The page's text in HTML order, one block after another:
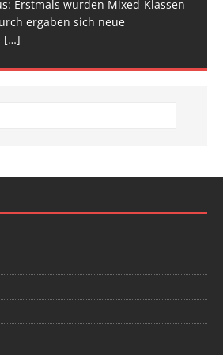
Erstmals wurden Mixed-Klassen
ergaben sich neue
[…]
zu einem hochkarätigen
Am Samstag standen die